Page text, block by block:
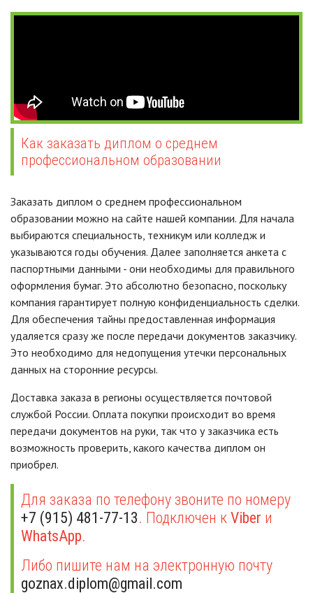
Как заказать диплом о среднем
профессиональном образовании
Заказать диплом о среднем профессиональном
образовании можно на сайте нашей компании. Для начала
выбираются специальность, техникум или колледж и
указываются годы обучения. Далее заполняется анкета с
паспортными данными - они необходимы для правильного
оформления бумаг. Это абсолютно безопасно, поскольку
компания гарантирует полную конфиденциальность сделки.
Для обеспечения тайны предоставленная информация
удаляется сразу же после передачи документов заказчику.
Это необходимо для недопущения утечки персональных
данных на сторонние ресурсы.
Доставка заказа в регионы осуществляется почтовой
службой России. Оплата покупки происходит во время
передачи документов на руки, так что у заказчика есть
возможность проверить, какого качества диплом он
приобрел.
Для заказа по телефону звоните по номеру
+7 (915) 481-77-13. Подключен к Viber и
WhatsApp.
Либо пишите нам на электронную почту
goznax.diplom@gmail.com